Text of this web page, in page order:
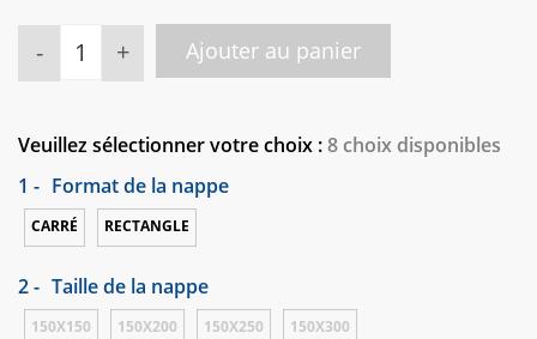
- + Ajouter au panier
Veuillez sélectionner votre choix :8 choix disponibles
1 - Format de la nappe
CARRÉ RECTANGLE
2 - Taille de la nappe
150X150 150X200 150X250 150X300